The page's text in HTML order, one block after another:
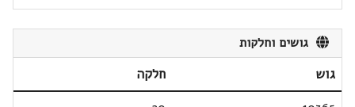
גושים וחלקות
גוש
חלקה